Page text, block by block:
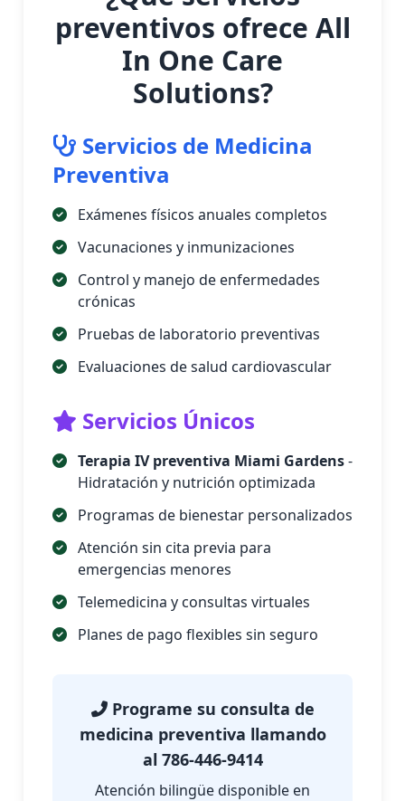
preventivos ofrece All
In One Care
Solutions?
Servicios de Medicina
Preventiva
Exámenes físicos anuales completos
Vacunaciones y inmunizaciones
Control y manejo de enfermedades
crónicas
Pruebas de laboratorio preventivas
Evaluaciones de salud cardiovascular
Servicios Únicos
Terapia IV preventiva Miami Gardens-
Hidratación y nutrición optimizada
Programas de bienestar personalizados
Atención sin cita previa para
emergencias menores
Telemedicina y consultas virtuales
Planes de pago flexibles sin seguro
Programe su consulta de
medicina preventiva llamando
al 786-446-9414
Atención bilingüe disponible en